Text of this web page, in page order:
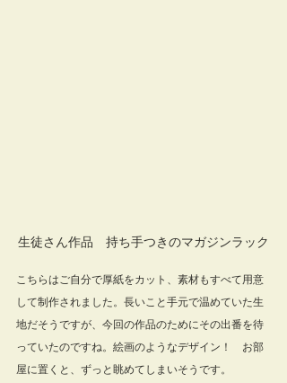
生徒さん作品　持ち手つきのマガジンラック
こちらはご自分で厚紙をカット、素材もすべて用意
して制作されました。長いこと手元で温めていた生
地だそうですが、今回の作品のためにその出番を待
っていたのですね。絵画のようなデザイン！　お部
屋に置くと、ずっと眺めてしまいそうです。